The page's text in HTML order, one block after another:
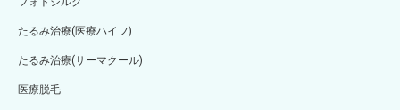
たるみ治療(医療ハイフ)
たるみ治療(サーマクール)
医療脱毛